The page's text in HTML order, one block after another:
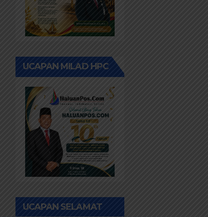
UCAPAN MILAD HPC
UCAPAN SELAMAT